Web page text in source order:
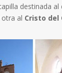
destinada al
otra al Cristo del